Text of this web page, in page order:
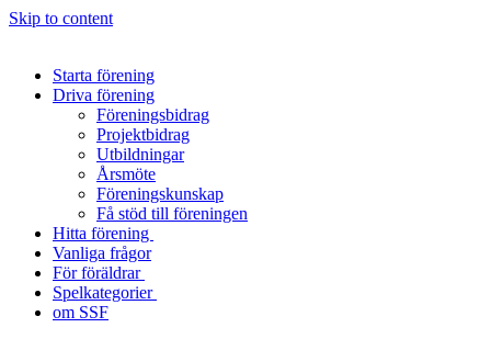
Skip to content
Starta förening
Driva förening
Föreningsbidrag
Projektbidrag
Utbildningar
Årsmöte
Föreningskunskap
Få stöd till föreningen
Hitta förening
Vanliga frågor
För föräldrar
Spelkategorier
om SSF